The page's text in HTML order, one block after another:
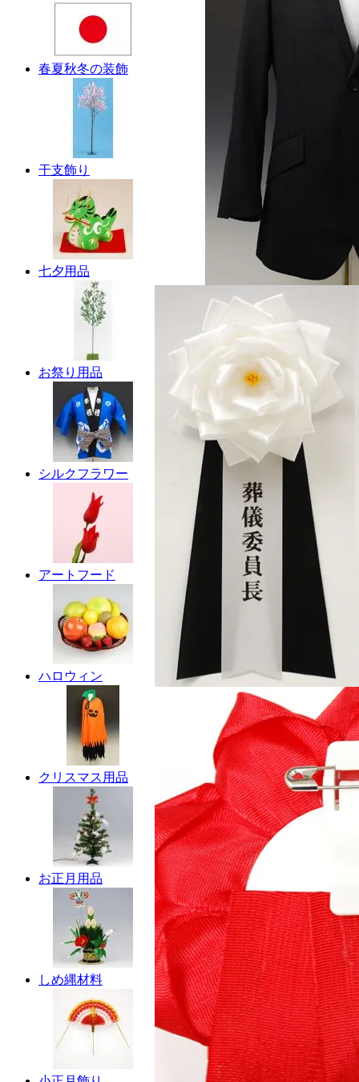
春夏秋冬の装飾
干支飾り
七夕用品
お祭り用品
シルクフラワー
アートフード
ハロウィン
クリスマス用品
お正月用品
しめ縄材料